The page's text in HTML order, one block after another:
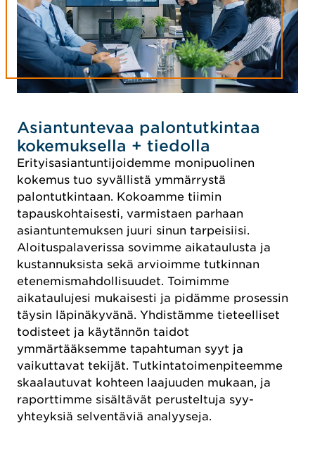
Asiantuntevaa palontutkintaa
kokemuksella + tiedolla
Erityisasiantuntijoidemme monipuolinen
kokemus tuo syvällistä ymmärrystä
palontutkintaan. Kokoamme tiimin
tapauskohtaisesti, varmistaen parhaan
asiantuntemuksen juuri sinun tarpeisiisi.
Aloituspalaverissa sovimme aikataulusta ja
kustannuksista sekä arvioimme tutkinnan
etenemismahdollisuudet. Toimimme
aikataulujesi mukaisesti ja pidämme prosessin
täysin läpinäkyvänä. Yhdistämme tieteelliset
todisteet ja käytännön taidot
ymmärtääksemme tapahtuman syyt ja
vaikuttavat tekijät. Tutkintatoimenpiteemme
skaalautuvat kohteen laajuuden mukaan, ja
raporttimme sisältävät perusteltuja syy-
yhteyksiä selventäviä analyyseja.